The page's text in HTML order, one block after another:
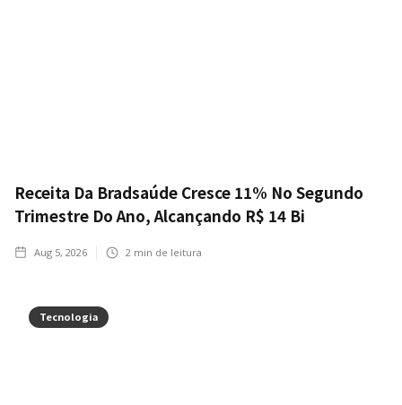
Receita Da Bradsaúde Cresce 11% No Segundo
Trimestre Do Ano, Alcançando R$ 14 Bi
Aug 5, 2026 2 min de leitura
Tecnologia